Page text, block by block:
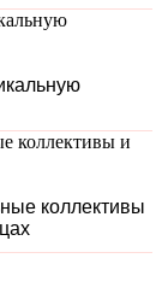
коллективы